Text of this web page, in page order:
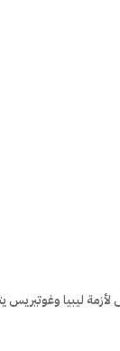
لأزمة ليبيا